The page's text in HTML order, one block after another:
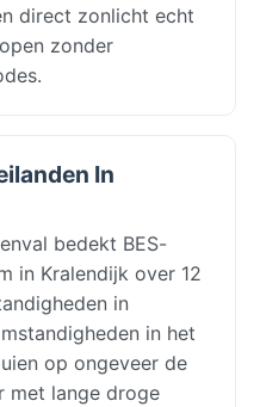
direct zonlicht echt
zonder
In
bedekt BES-
in Kralendijk over 12
in
in het
op ongeveer de
met lange droge